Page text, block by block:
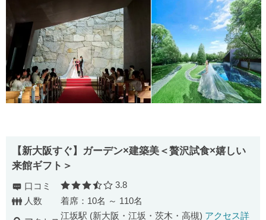
【新大阪すぐ】ガーデン×建築美＜贅沢試食×嬉しい
来館ギフト＞
口コミ 口コミ評価
3.8
人数
着席：10名 ～ 110名
江坂駅 (新大阪・江坂・茨木・高槻) アクセス詳